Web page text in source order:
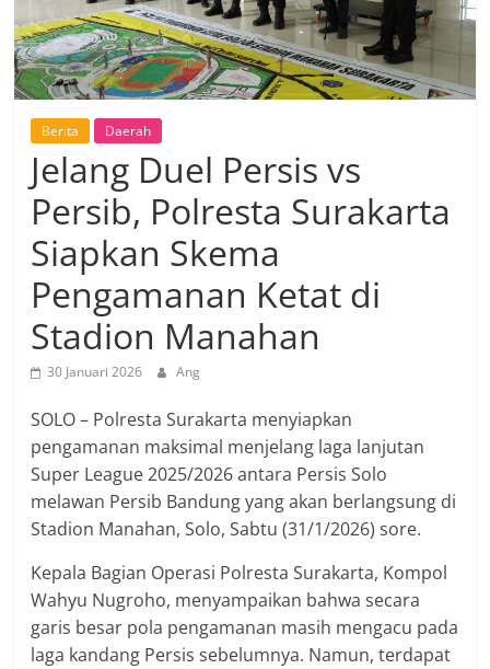
Berita Daerah
Jelang Duel Persis vs
Persib, Polresta Surakarta
Siapkan Skema
Pengamanan Ketat di
Stadion Manahan
30 Januari 2026 Ang
SOLO – Polresta Surakarta menyiapkan
pengamanan maksimal menjelang laga lanjutan
Super League 2025/2026 antara Persis Solo
melawan Persib Bandung yang akan berlangsung di
Stadion Manahan, Solo, Sabtu (31/1/2026) sore.
Kepala Bagian Operasi Polresta Surakarta, Kompol
Wahyu Nugroho, menyampaikan bahwa secara
garis besar pola pengamanan masih mengacu pada
laga kandang Persis sebelumnya. Namun, terdapat